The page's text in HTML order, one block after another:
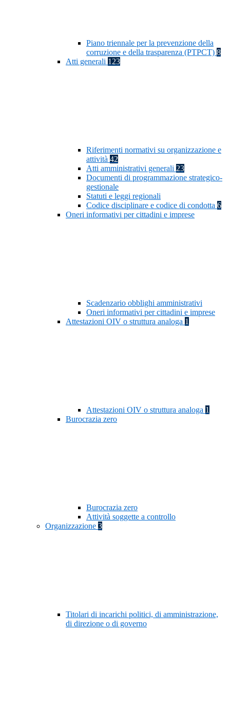
Piano triennale per la prevenzione della
corruzione e della trasparenza (PTPCT) 8
Atti generali 123
Riferimenti normativi su organizzazione e
attività 42
Atti amministrativi generali 23
Documenti di programmazione strategico-
gestionale
Statuti e leggi regionali
Codice disciplinare e codice di condotta 6
Oneri informativi per cittadini e imprese
Scadenzario obblighi amministrativi
Oneri informativi per cittadini e imprese
Attestazioni OIV o struttura analoga 1
Attestazioni OIV o struttura analoga 1
Burocrazia zero
Burocrazia zero
Attività soggette a controllo
Organizzazione 3
Titolari di incarichi politici, di amministrazione,
di direzione o di governo